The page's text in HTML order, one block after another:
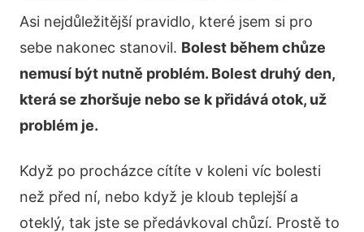
Asi nejdůležitější pravidlo, které jsem si pro
sebe nakonec stanovil. Bolest během chůze
nemusí být nutně problém. Bolest druhý den,
která se zhoršuje nebo se k přidává otok, už
problém je.
Když po procházce cítíte v koleni víc bolesti
než před ní, nebo když je kloub teplejší a
oteklý, tak jste se předávkoval chůzí. Prostě to